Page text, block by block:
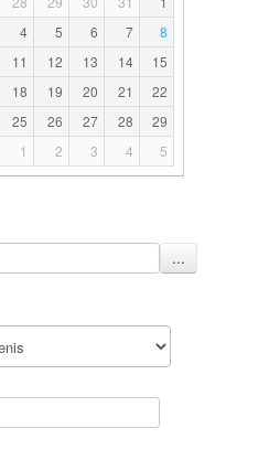
4 5 6 7
8
11 12 13 14
15
18 19 20 21
22
25 26 27 28
29
1 2 3 4 5